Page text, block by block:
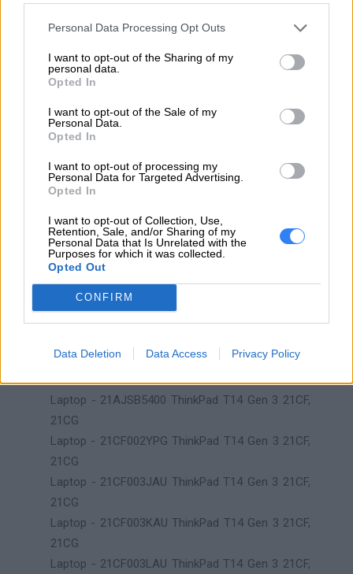
Personal Data Processing Opt Outs
I want to opt-out of the Sharing of my
personal data.
Opted In
I want to opt-out of the Sale of my
Personal Data.
Opted In
I want to opt-out of processing my
Personal Data for Targeted Advertising.
Opted In
I want to opt-out of Collection, Use,
Retention, Sale, and/or Sharing of my
Personal Data that Is Unrelated with the
Purposes for which it was collected.
Opted Out
CONFIRM
Data Deletion Data Access Privacy Policy
Laptop - 21AJS4EP0Z ThinkPad T14 Gen 3 21AH,
21AJ
Laptop - 21AJS4NQ18 ThinkPad T14 Gen 3 21AH,
Laptop - 21AJS4NT0X ThinkPad T14 Gen 3 21AH,
21AJ
21AJ
Laptop - 21AJS6H200 ThinkPad T14 Gen 3 21AH,
21AJ
Laptop - 21AJS6H201 ThinkPad T14 Gen 3 21AH,
21AJ
Laptop - 21AJS7NY06 ThinkPad T14 Gen 3 21AH,
21AJ
Laptop - 21AJS8RB00 ThinkPad T14 Gen 3 21AH,
21AJ
Laptop - 21AJSB5400 ThinkPad T14 Gen 3 21CF,
21CG
Laptop - 21CF002YPG ThinkPad T14 Gen 3 21CF,
21CG
Laptop - 21CF003JAU ThinkPad T14 Gen 3 21CF,
21CG
Laptop - 21CF003KAU ThinkPad T14 Gen 3 21CF,
21CG
Laptop - 21CF003LAU ThinkPad T14 Gen 3 21CF,